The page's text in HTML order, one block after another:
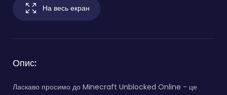
На весь екран
Опис:
Ласкаво просимо до Minecraft Unblocked Online - це